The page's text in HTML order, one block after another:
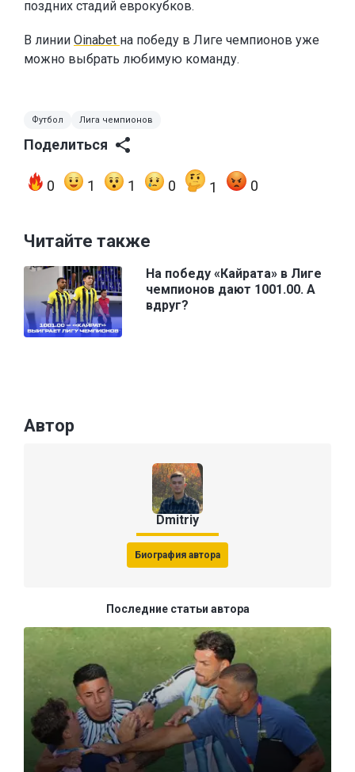
поздних стадий еврокубков.
В линии Oinabet на победу в Лиге чемпионов уже
можно выбрать любимую команду.
Футбол Лига чемпионов
Поделиться
0 1 1 0 1 0
Читайте также
На победу «Кайрата» в Лиге
чемпионов дают 1001.00. А
вдруг?
Автор
Dmitriy
Биография автора
Последние статьи автора